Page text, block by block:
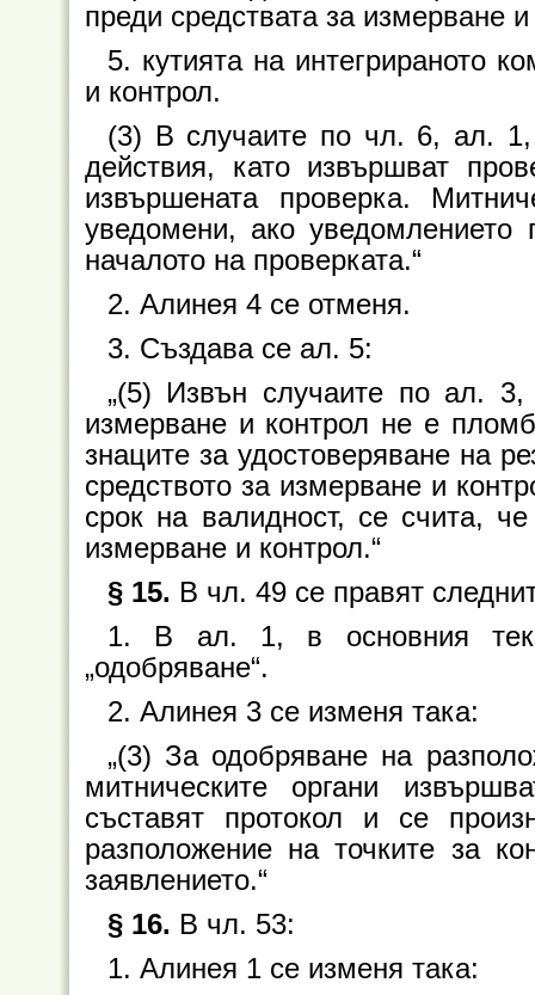
преди средствата за измерване
5. кутията на интегрираното
и контрол.
(3) В случаите по чл. 6, ал. 1,
действия, като извършват
извършената проверка.
уведомени, ако
началото на проверката.“
2. Алинея 4 се отменя.
3. Създава се ал. 5:
„(5) Извън случаите по ал. 3,
измерване и контрол не е
знаците за удостоверяване на
средството за измерване и
срок на валидност, се счита,
измерване и контрол.“
§ 15. В чл. 49 се правят
1. В ал. 1, в основния
„одобряване“.
2. Алинея 3 се изменя така:
„(3) За одобряване на
митническите органи
съставят протокол и се
разположение на точките за
заявлението.“
§ 16. В чл. 53:
1. Алинея 1 се изменя така: